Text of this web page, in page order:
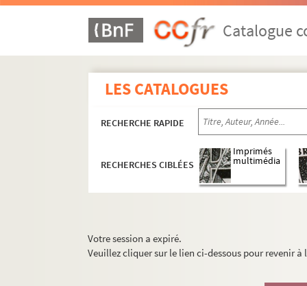
Catalogue
LES CATALOGUES
RECHERCHE RAPIDE
RECHERCHES CIBLÉES
Imprimés
multimédia
Votre session a expiré.
Veuillez cliquer sur le lien ci-dessous pour revenir